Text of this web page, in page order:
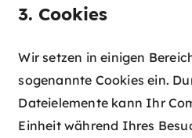
3. Cookies
Wir setzen in einigen
sogenannte Cookies ein.
Dateielemente kann Ihr
Einheit während Ihres